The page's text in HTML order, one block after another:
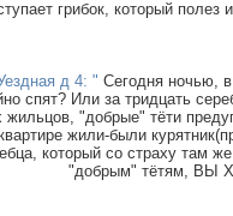
грибок, который
д 4: " Сегодня ночью,
спят? Или за тридцать
жильцов, "добрые" тёти
жили-были
который со страху там
"добрым" тётям, ВЫ